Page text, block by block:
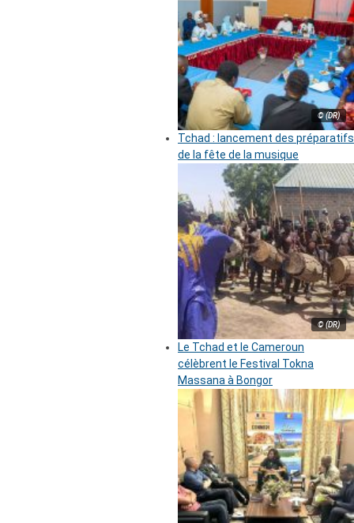
© (DR)
Tchad : lancement des préparatifs
de la fête de la musique
© (DR)
Le Tchad et le Cameroun
célèbrent le Festival Tokna
Massana à Bongor